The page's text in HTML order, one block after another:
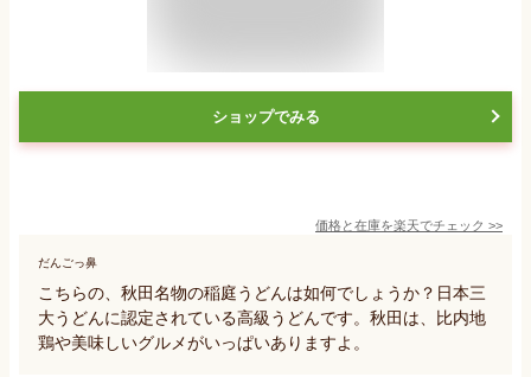
ショップでみる
価格と在庫を楽天でチェック >>
だんごっ鼻
こちらの、秋田名物の稲庭うどんは如何でしょうか？日本三
大うどんに認定されている高級うどんです。秋田は、比内地
鶏や美味しいグルメがいっぱいありますよ。